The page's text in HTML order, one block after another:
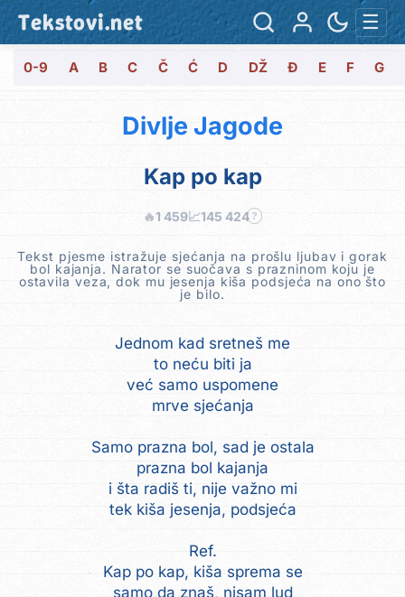
Tekstovi.net ☰
0-9 A B C Č Ć D DŽ Đ E F G
Divlje Jagode
Kap po kap
🔥1 459📈145 424 ?
Tekst pjesme istražuje sjećanja na prošlu ljubav i gorak
bol kajanja. Narator se suočava s prazninom koju je
ostavila veza, dok mu jesenja kiša podsjeća na ono što
je bilo.
Jednom kad sretneš me
to neću biti ja
već samo uspomene
mrve sjećanja
Samo prazna bol, sad je ostala
prazna bol kajanja
i šta radiš ti, nije važno mi
tek kiša jesenja, podsjeća
Ref.
Kap po kap, kiša sprema se
samo da znaš, nisam lud